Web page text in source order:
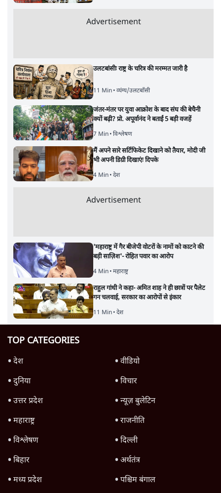
Advertisement
उलटबांसीः राष्ट्र के चरित्र की मरम्मत जारी है
11 Min• व्यंग्य/उलटबाँसी
जंतर-मंतर पर युवा आक्रोश के बाद संघ की बेचैनी
क्यों बढ़ी? प्रो. अपूर्वानंद ने बताईं 5 बड़ी वजहें
7 Min• विश्लेषण
मैं अपने सारे सर्टिफिकेट दिखाने को तैयार, मोदी जी
भी अपनी डिग्री दिखाएंः दिपके
4 Min• देश
Advertisement
'महाराष्ट्र में गैर बीजेपी वोटरों के नामों को काटने की
बड़ी साज़िश'- रोहित पवार का आरोप
4 Min• महाराष्ट्र
राहुल गांधी ने कहा- अमित शाह ने ही छात्रों पर पैलेट
गन चलवाई, सरकार का आरोपों से इंकार
11 Min• देश
TOP CATEGORIES
देश
वीडियो
दुनिया
विचार
उत्तर प्रदेश
न्यूज़ बुलेटिन
महाराष्ट्र
राजनीति
विश्लेषण
दिल्ली
बिहार
अर्थतंत्र
मध्य प्रदेश
पश्चिम बंगाल